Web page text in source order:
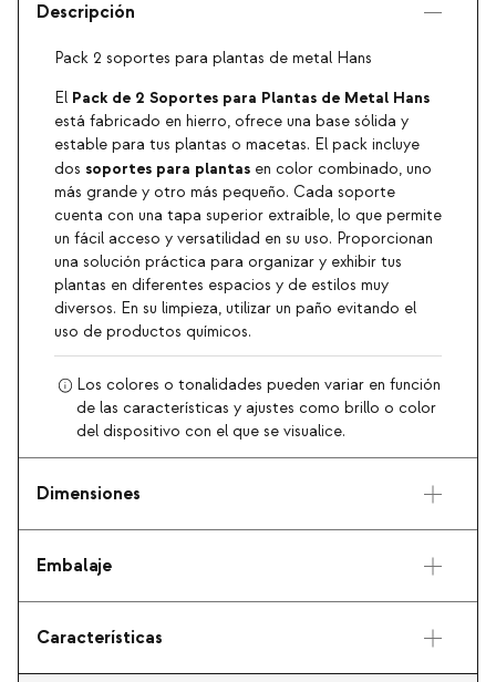
Descripción
Pack 2 soportes para plantas de metal Hans
El Pack de 2 Soportes para Plantas de Metal Hans
está fabricado en hierro, ofrece una base sólida y
estable para tus plantas o macetas. El pack incluye
dos soportes para plantas en color combinado, uno
más grande y otro más pequeño. Cada soporte
cuenta con una tapa superior extraíble, lo que permite
un fácil acceso y versatilidad en su uso. Proporcionan
una solución práctica para organizar y exhibir tus
plantas en diferentes espacios y de estilos muy
diversos. En su limpieza, utilizar un paño evitando el
uso de productos químicos.
Los colores o tonalidades pueden variar en función
de las características y ajustes como brillo o color
del dispositivo con el que se visualice.
Dimensiones
Embalaje
Características